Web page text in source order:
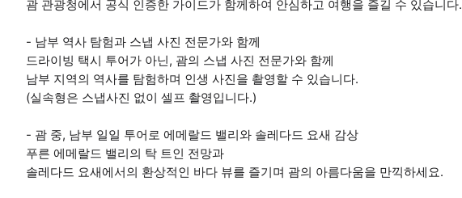
괌 관광청에서 공식 인증한 가이드가 함께하여 안심하고 여행을 즐길 수 있습니다.
- 남부 역사 탐험과 스냅 사진 전문가와 함께
드라이빙 택시 투어가 아닌, 괌의 스냅 사진 전문가와 함께
남부 지역의 역사를 탐험하며 인생 사진을 촬영할 수 있습니다.
(실속형은 스냅사진 없이 셀프 촬영입니다.)
- 괌 중, 남부 일일 투어로 에메랄드 밸리와 솔레다드 요새 감상
푸른 에메랄드 밸리의 탁 트인 전망과
솔레다드 요새에서의 환상적인 바다 뷰를 즐기며 괌의 아름다움을 만끽하세요.